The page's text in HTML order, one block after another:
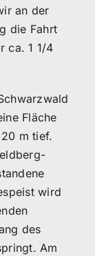
an der
die Fahrt
ca. 1 1/4
Fläche
m tief.
wird
des
Am